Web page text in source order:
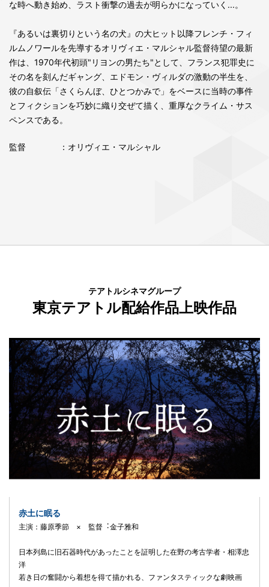
な時へ動き始め、ラスト衝撃の過去が明らかになっていく...。
『あるいは裏切りという名の犬』の大ヒット以降フレンチ・フィ
ルムノワールを先導するオリヴィエ・マルシャル監督待望の最新
作は、1970年代初頭"リヨンの男たち"として、フランス犯罪史に
その名を刻んだギャング、エドモン・ヴィルダの激動の半生を、
彼の自叙伝「さくらんぼ、ひとつかみで」をベースに当時の事件
とフィクションを巧妙に織り交ぜて描く、重厚なクライム・サス
ペンスである。
監督 ：オリヴィエ・マルシャル
テアトルシネマグループ
東京テアトル配給作品上映作品
赤土に眠る
主演：藤原季節 × 監督︓⾦⼦雅和
⽇本列島に旧⽯器時代があったことを証明した在野の考古学者・相澤忠
洋
若き⽇の奮闘から着想を得て描かれる、ファンタスティックな劇映画